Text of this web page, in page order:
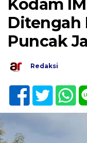
Kodam
Ditengah
Puncak
Redaksi